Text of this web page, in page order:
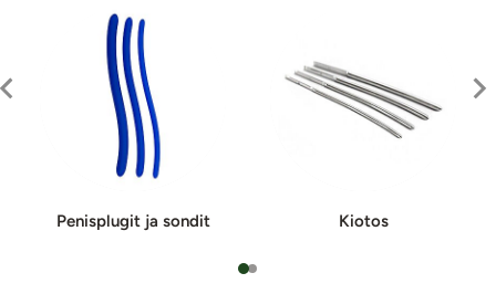
Penisplugit ja sondit Kiotos